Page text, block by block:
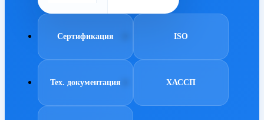
Сертификация ISO
Тех. документация ХАССП